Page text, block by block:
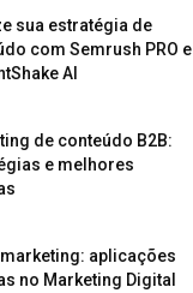
sua estratégia de
com Semrush PRO e
AI
de conteúdo B2B:
e melhores
aplicações
no Marketing Digital